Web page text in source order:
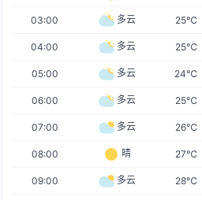
03:00 多云 25℃
04:00 多云 25℃
05:00 多云 24℃
06:00 多云 25℃
07:00 多云 26℃
08:00 晴 27℃
09:00 多云 28℃